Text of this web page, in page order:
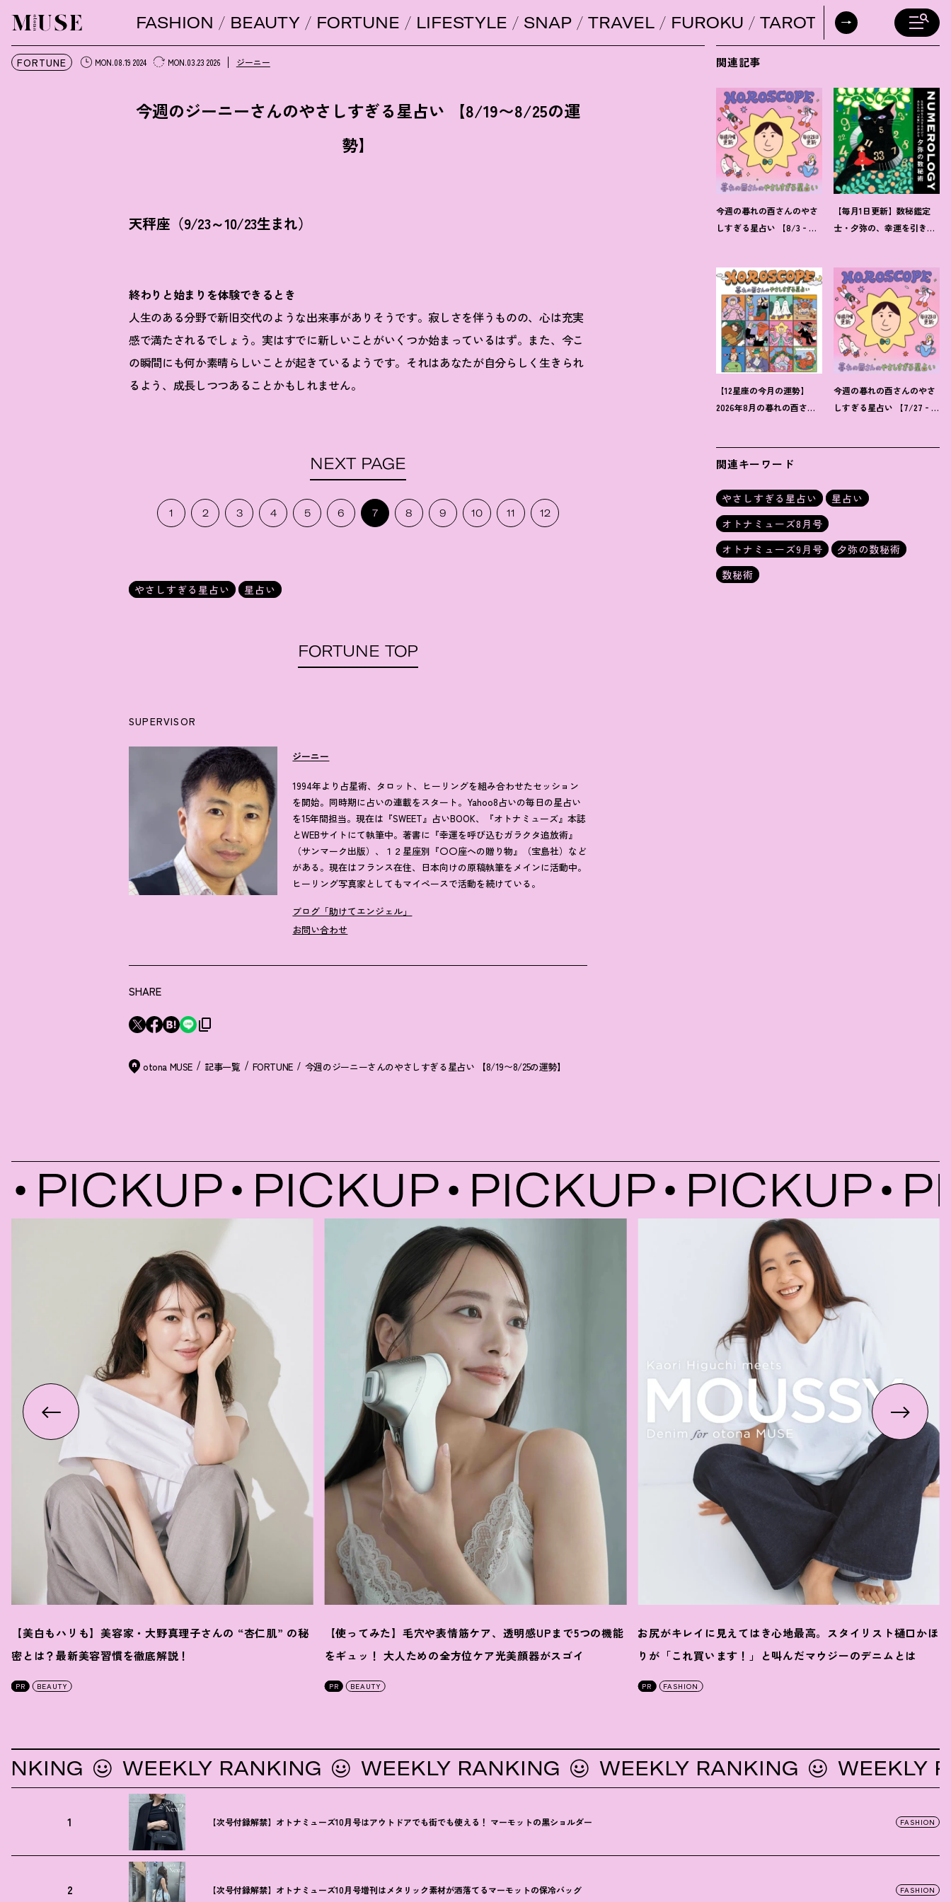
オトナミューズ ウェブFASHION BEAUTY FORTUNE LIFESTYLE SNAP TRAVEL FUROKU TAROT DAILY
FORTUNE MON.08.19 2024 MON.03.23 2026 ジーニー
今週のジーニーさんのやさしすぎる星占い 【8/19〜8/25の運
勢】
天秤座（9/23～10/23生まれ）
終わりと始まりを体験できるとき
人生のある分野で新旧交代のような出来事がありそうです。寂しさを伴うものの、心は充実
感で満たされるでしょう。実はすでに新しいことがいくつか始まっているはず。また、今こ
の瞬間にも何か素晴らしいことが起きているようです。それはあなたが自分らしく生きられ
るよう、成長しつつあることかもしれません。
NEXT PAGE
1 2 3 4 5 6 7 8 9 10 11 12
やさしすぎる星占い 星占い
FORTUNE TOP
SUPERVISOR
ジーニー
1994年より占星術、タロット、ヒーリングを組み合わせたセッション
を開始。同時期に占いの連載をスタート。Yahoo8占いの毎日の星占い
を15年間担当。現在は『SWEET』占いBOOK、『オトナミューズ』本誌
とWEBサイトにて執筆中。著書に『幸運を呼び込むガラクタ追放術』
（サンマーク出版）、１２星座別『〇〇座への贈り物』（宝島社）など
がある。現在はフランス在住、日本向けの原稿執筆をメインに活動中。
ヒーリング写真家としてもマイペースで活動を続けている。
ブログ「助けてエンジェル」
お問い合わせ
SHARE
otona MUSE 記事一覧 FORTUNE 今週のジーニーさんのやさしすぎる星占い 【8/19〜8/25の運勢】
関連記事
今週の暮れの酉さんのやさ
しすぎる星占い 【8/3‐
【毎月1日更新】数秘鑑定
士・夕弥の、幸運を引き寄
【12星座の今月の運勢】
2026年8月の暮れの酉さん
今週の暮れの酉さんのやさ
しすぎる星占い 【7/27‐
関連キーワード
やさしすぎる星占い
星占い
オトナミューズ8月号
オトナミューズ9月号
夕弥の数秘術
数秘術
PICKUP PICKUP PICKUP
【美白もハリも】美容家・大野真理子さんの “杏仁肌” の秘
密とは？最新美容習慣を徹底解説 ！
PR BEAUTY
【使ってみた】毛穴や表情筋ケア、透明感UPまで5つの機能
をギュッ ！ 大人ための全方位ケア光美顔器がスゴイ
PR BEAUTY
お尻がキレイに見えてはき心地最高。スタイリスト樋口かほ
りが「これ買います ！ 」と叫んだマウジーのデニムとは
PR FASHION
WEEKLY RANKING WEEKLY RANKING WEEKLY RANKING WEEKLY
1 【次号付録解禁】オトナミューズ10月号はアウトドアでも街でも使える ！ マーモットの黒ショルダー FASHION
2 【次号付録解禁】オトナミューズ10月号増刊はメタリック素材が洒落てるマーモットの保冷バッグ FASHION